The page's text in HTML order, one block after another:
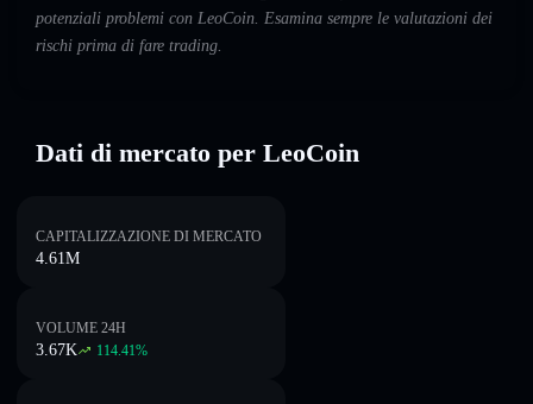
potenziali problemi con LeoCoin. Esamina sempre le valutazioni dei
rischi prima di fare trading.
Dati di mercato per LeoCoin
CAPITALIZZAZIONE DI MERCATO
4.61M
VOLUME 24H
3.67K 114.41%